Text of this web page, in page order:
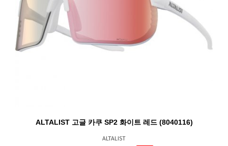
ALTALIST 고글 카쿠 SP2 화이트 레드 (8040116)
ALTALIST